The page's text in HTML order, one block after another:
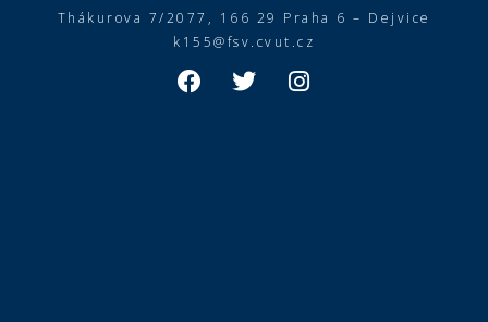
Thákurova 7/2077, 166 29 Praha 6 – Dejvice
k155@fsv.cvut.cz